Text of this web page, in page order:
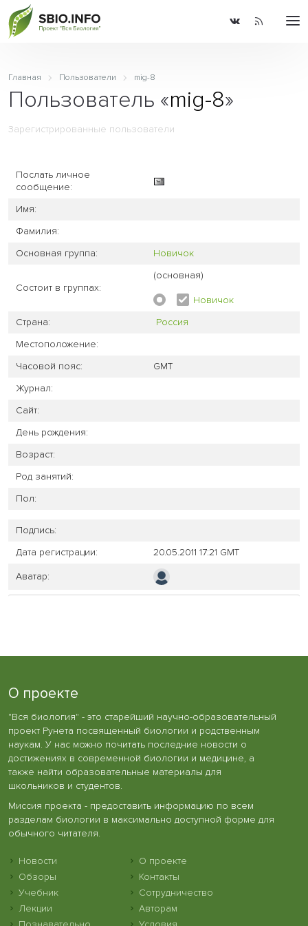
Главная Пользователи mig-8
Пользователь «mig-8»
Зарегистрированные пользователи
Послать личное
сообщение:
Имя:
Фамилия:
Основная группа:
Новичок
Состоит в группах:
(основная)
Новичок
Страна:
Россия
Местоположение:
Часовой пояс:
GMT
Журнал:
Сайт:
День рождения:
Возраст:
Род занятий:
Пол:
Подпись:
Дата регистрации:
20.05.2011 17:21 GMT
Аватар:
О проекте
"Вся биология" - это старейший научно-образовательный
проект Рунета посвященный биологии и родственным
наукам. У нас можно почитать последние новости о
достижениях в современной биологии и медицине, а
также найти образовательные материалы для
школьников и студентов.
Миссия проекта - предоставить информацию по всем
разделам биологии в максимально доступной форме для
обычного читателя.
Новости
Обзоры
Учебник
Лекции
О проекте
Контакты
Сотрудничество
Авторам